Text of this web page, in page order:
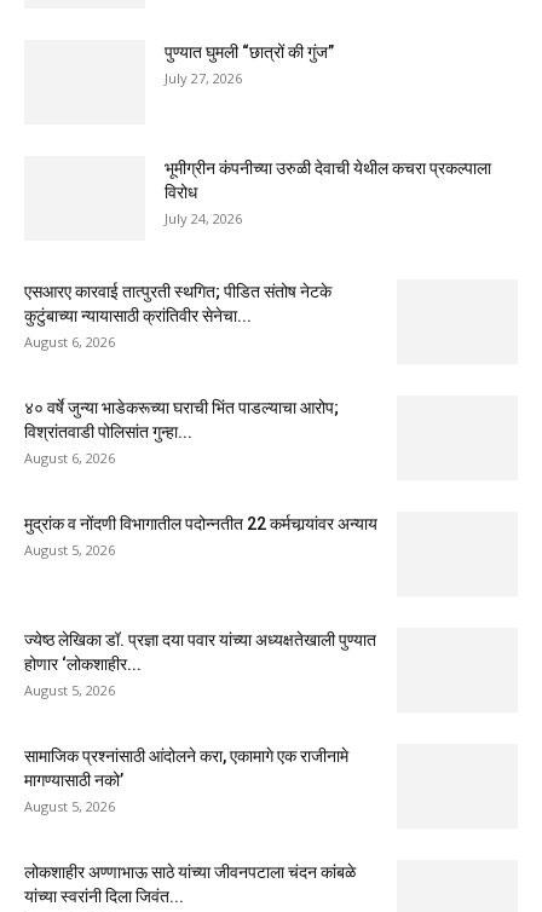
पुण्यात घुमली “छात्रों की गुंज”
July 27, 2026
भूमीग्रीन कंपनीच्या उरुळी देवाची येथील कचरा प्रकल्पाला
विरोध
July 24, 2026
एसआरए कारवाई तात्पुरती स्थगित; पीडित संतोष नेटके
कुटुंबाच्या न्यायासाठी क्रांतिवीर सेनेचा...
August 6, 2026
४० वर्षे जुन्या भाडेकरूच्या घराची भिंत पाडल्याचा आरोप;
विश्रांतवाडी पोलिसांत गुन्हा...
August 6, 2026
मुद्रांक व नोंदणी विभागातील पदोन्नतीत 22 कर्मचार्‍यांवर अन्याय
August 5, 2026
ज्येष्ठ लेखिका डॉ. प्रज्ञा दया पवार यांच्या अध्यक्षतेखाली पुण्यात
होणार ‘लोकशाहीर...
August 5, 2026
सामाजिक प्रश्नांसाठी आंदोलने करा, एकामागे एक राजीनामे
मागण्यासाठी नको’
August 5, 2026
लोकशाहीर अण्णाभाऊ साठे यांच्या जीवनपटाला चंदन कांबळे
यांच्या स्वरांनी दिला जिवंत...